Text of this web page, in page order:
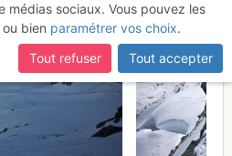
médias sociaux. Vous pouvez les
bien paramétrer vos choix.
Tout refuser
Tout accepter